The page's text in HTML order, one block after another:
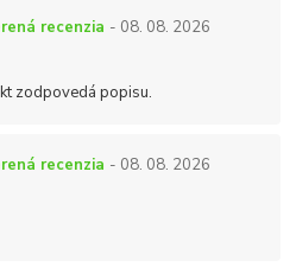
recenzia - 08. 08. 2026
zodpovedá popisu.
recenzia - 08. 08. 2026